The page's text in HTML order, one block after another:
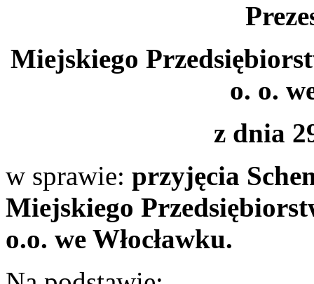
Miejskiego
o. o.
z dnia
w sprawie: przyjęcia
Miejskiego
o.o. we Włocławku.